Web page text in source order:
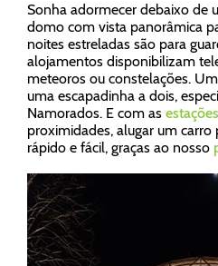
Sonha adormecer debaixo de
domo com vista panorâmica
noites estreladas são para
alojamentos disponibilizam
meteoros ou constelações.
uma escapadinha a dois,
Namorados. E com as
proximidades, alugar um carro
rápido e fácil, graças ao nosso